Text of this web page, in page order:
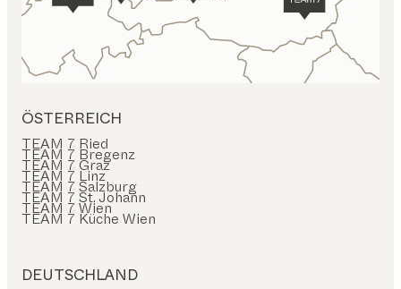
ÖSTERREICH
TEAM 7 Ried
TEAM 7 Bregenz
TEAM 7 Graz
TEAM 7 Linz
TEAM 7 Salzburg
TEAM 7 St. Johann
TEAM 7 Wien
TEAM 7 Küche Wien
DEUTSCHLAND